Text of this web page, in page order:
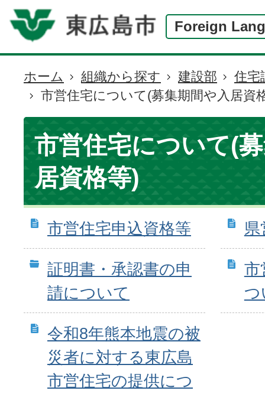
Foreign
現
在
の
位
置
ホーム 組織から探す 建設部
住宅
市営住宅について(募集期間や入居資
市営住宅について(
居資格等)
市営住宅申込資格等 県
証明書・承認書の申
請について
市
つ
令和8年熊本地震の被
災者に対する東広島
市営住宅の提供につ